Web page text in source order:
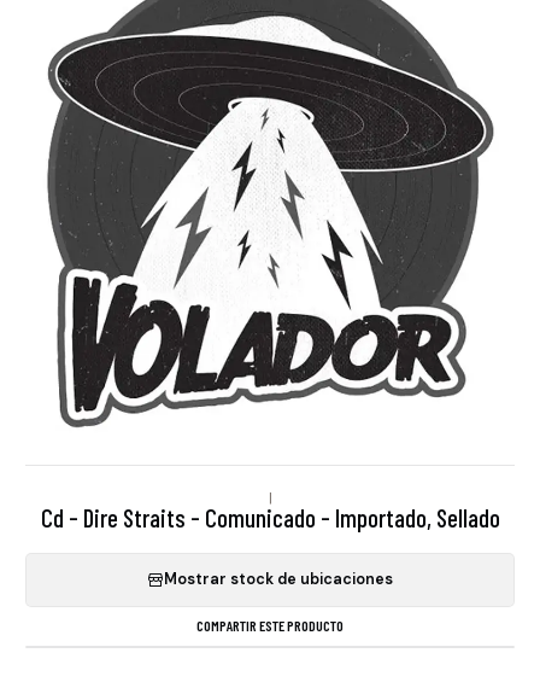
|
Cd - Dire Straits - Comunicado - Importado, Sellado
Mostrar stock de ubicaciones
COMPARTIR ESTE PRODUCTO